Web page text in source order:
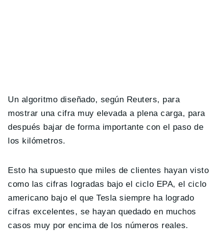
Un algoritmo diseñado, según Reuters, para
mostrar una cifra muy elevada a plena carga, para
después bajar de forma importante con el paso de
los kilómetros.
Esto ha supuesto que miles de clientes hayan visto
como las cifras logradas bajo el ciclo EPA, el ciclo
americano bajo el que Tesla siempre ha logrado
cifras excelentes, se hayan quedado en muchos
casos muy por encima de los números reales.